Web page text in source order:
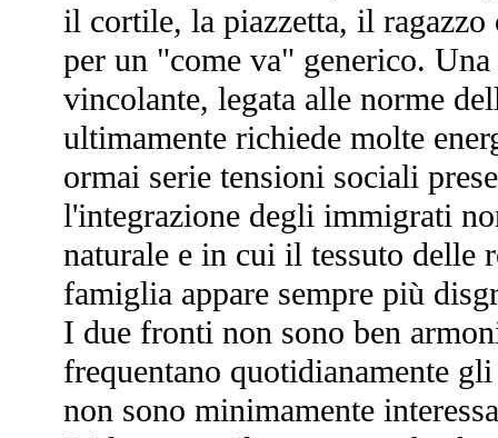
il cortile, la piazzetta, il ragazzo
per un "come va" generico.
vincolante, legata alle norme
ultimamente richiede molte
ormai serie tensioni sociali
l'integrazione degli immigrati
naturale e in cui il tessuto delle
famiglia appare sempre più
I due fronti non sono ben
frequentano quotidianamente
non sono minimamente